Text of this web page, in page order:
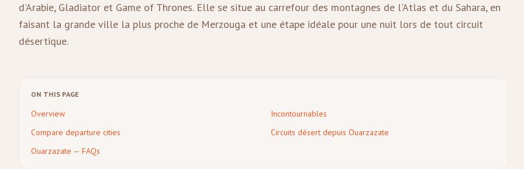
d'Arabie, Gladiator et Game of Thrones. Elle se situe au carrefour des montagnes de l'Atlas et du Sahara, en
faisant la grande ville la plus proche de Merzouga et une étape idéale pour une nuit lors de tout circuit
désertique.
ON THIS PAGE
Overview
Incontournables
Compare departure cities
Circuits désert depuis Ouarzazate
Ouarzazate — FAQs